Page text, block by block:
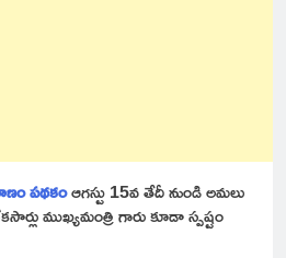
పథకంఆగస్టు 15వ తేదీ నుండి అమలు
ముఖ్యమంత్రి గారు కూడా స్పష్టం